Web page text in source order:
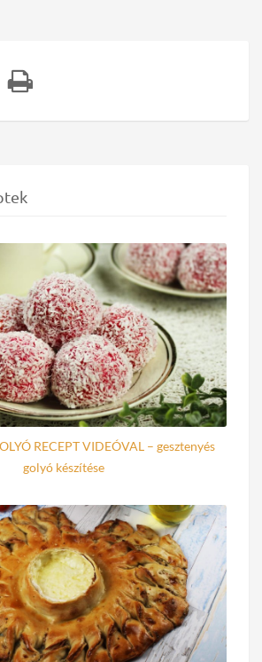
RECEPT VIDEÓVAL – gesztenyés
golyó készítése